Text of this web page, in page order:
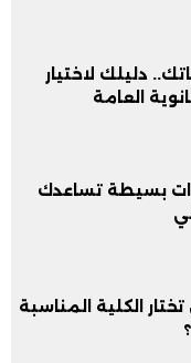
دليلك لاختيار
العامة
بسيطة تساعدك
الكلية المناسبة